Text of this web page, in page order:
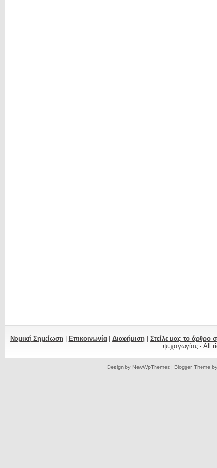
Νομική Σημείωση| Επικοινωνία| Διαφήμιση| Στείλε μας το άρθρο
ψυχαγωγίας - All
Design by NewWpThemes | Blogger Theme